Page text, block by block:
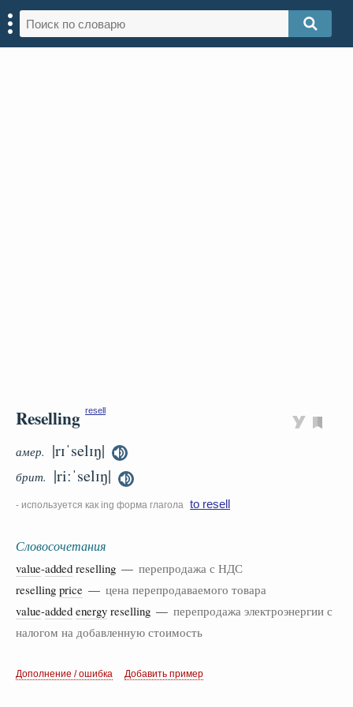
Reselling resell
амер. |rɪˈselɪŋ|
брит. |riːˈselɪŋ|
- используется как ing форма глагола to resell
Словосочетания
value-added reselling — перепродажа с НДС
reselling price — цена перепродаваемого товара
value-added energy reselling — перепродажа электроэнергии с
налогом на добавленную стоимость
Дополнение / ошибка Добавить пример